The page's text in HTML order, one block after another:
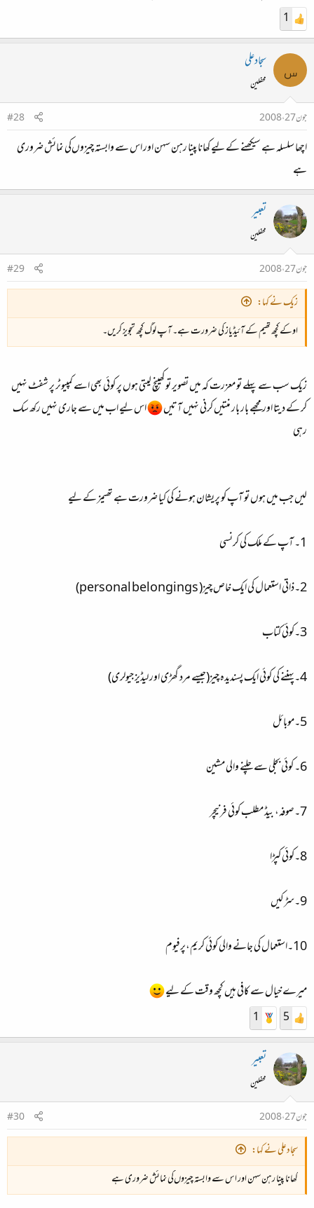
1
س سجادعلی
محفلین
جون 27، 2008
#28
اچھا سلسلہ ہے سیکھنے کے لیے کھانا پینا رہن سہن اور اس سے وابستہ چیزوں‌کی نمائش ضروری
ہے
تعبیر
محفلین
جون 27، 2008
#29
زیک نے کہا:
اوکے کچھ تھیم کے آئیڈیاز کی ضرورت ہے۔ آپ لوگ کچھ تجویز کریں۔
زیک سب سے پہلے تو معزرت کہ میں تصویر تو کھینچ لیتی ہوں پر کوئی بھی اسے کمپیوٹر پر شفٹ نہیں
کر کے دیتا اور مجھے بار بار منتیں کرنی نہیں آتیں
اس لیے اب میں سے جاری نہیں رکھ سک
رہی
لیں جب میں ہوں تو آپ کو پریشان ہونے کی کیا ضرورت ہے تھیمز کے لیے
1۔ آپ کے ملک کی کرنسی
2۔ذاتی استعمال کی ایک خاص چیز( personal belongings)
3۔کوئی کتاب
4۔پہننے کی کوئی ایک پسندیدہ چیز(جیسے مرد گھڑی اور لیڈیز جیولری)
5۔موبائل
6۔ کوئی بجلی سے چلنے والی مشین
7۔صوفہ، بیڈ مطلب کوئی فرنیچر
8۔کوئی کپڑا
9۔سڑکیں
10۔استعمال کی جانے والی کوئی کریم،پرفیوم
میرے خیال سے کافی ہیں کچھ وقت کے لیے
5
1
تعبیر
محفلین
جون 27، 2008
#30
سجادعلی نے کہا:
کھانا پینا رہن سہن اور اس سے وابستہ چیزوں‌کی نمائش ضروری ہے